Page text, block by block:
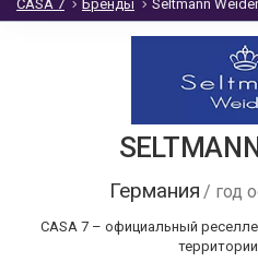
CASA 7 Бренды Seltmann
Германия / год
CASA 7 – официальный